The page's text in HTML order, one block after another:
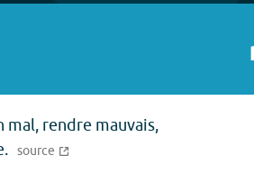
mal, rendre mauvais,
source